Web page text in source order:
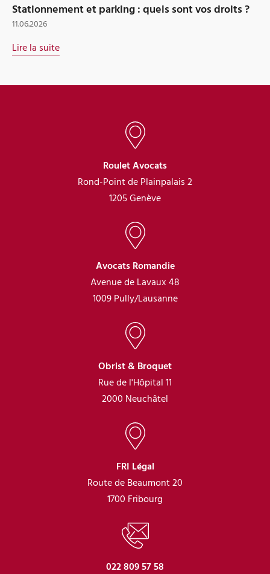
Stationnement et parking : quels sont vos droits ?
11.06.2026
Lire la suite
Roulet Avocats
Rond-Point de Plainpalais 2
1205 Genève
Avocats Romandie
Avenue de Lavaux 48
1009 Pully/Lausanne
Obrist & Broquet
Rue de l'Hôpital 11
2000 Neuchâtel
FRI Légal
Route de Beaumont 20
1700 Fribourg
022 809 57 58